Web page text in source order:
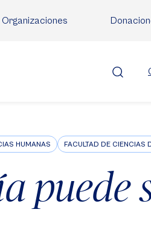
Organizaciones
HUMANAS FACULTAD DE CIENCIAS
puede